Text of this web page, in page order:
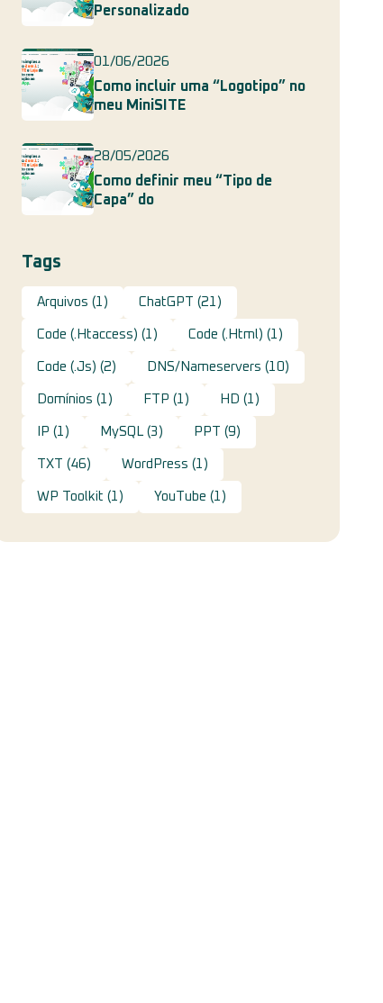
Personalizado
01/06/2026
Como incluir uma “Logotipo” no
meu MiniSITE
28/05/2026
Como definir meu “Tipo de
Capa” do
Tags
Arquivos (1) ChatGPT (21)
Code (.htaccess) (1) Code (.html) (1)
Code (.js) (2) DNS/Nameservers (10)
Domínios (1) FTP (1) HD (1)
IP (1) MySQL (3) PPT (9)
TXT (46) WordPress (1)
WP Toolkit (1) YouTube (1)